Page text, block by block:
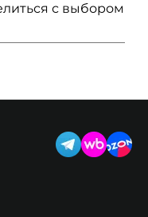
с выбором